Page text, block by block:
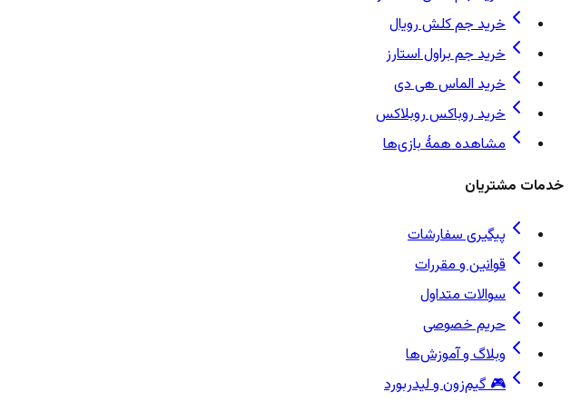
خرید جم کلش رویال
خرید جم براول استارز
خرید الماس هی دی
خرید روباکس روبلاکس
مشاهده همهٔ بازی‌ها
خدمات مشتریان
پیگیری سفارشات
قوانین و مقررات
سوالات متداول
حریم خصوصی
وبلاگ و آموزش‌ها
🎮 گیم‌زون و لیدربورد